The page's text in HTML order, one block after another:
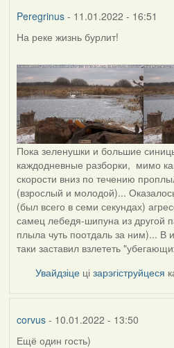
Peregrinus- 11.01.2022 - 16:51
На реке жизнь бурлит!
Пока зеленушки и большие
каждодневные разборки, мимо
скорости вниз по течению
(взрослый и молодой)...
(был всего в семи секундах)
самец лебедя-шипуна из другой
плыла чуть поотдаль за ним)... В
таки заставил взлететь
Увайдзіце цізарэгіструйцеся
corvus- 10.01.2022 - 13:50
Ещё один гость)